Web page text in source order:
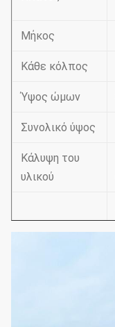
Μήκος
Κάθε κόλπος
Ύψος ώμων
Συνολικό ύψος
Κάλυψη του
υλικού